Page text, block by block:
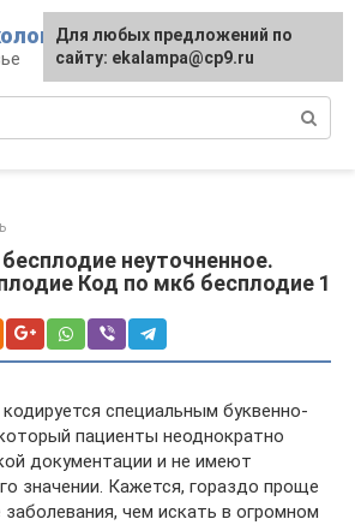
неуточненное.
Код по мкб бесплодие 1
специальным буквенно-
пациенты неоднократно
документации и не имеют
значении. Кажется, гораздо проще
заболевания, чем искать в огромном
Для любых предложений по
сайту: ekalampa@cp9.ru